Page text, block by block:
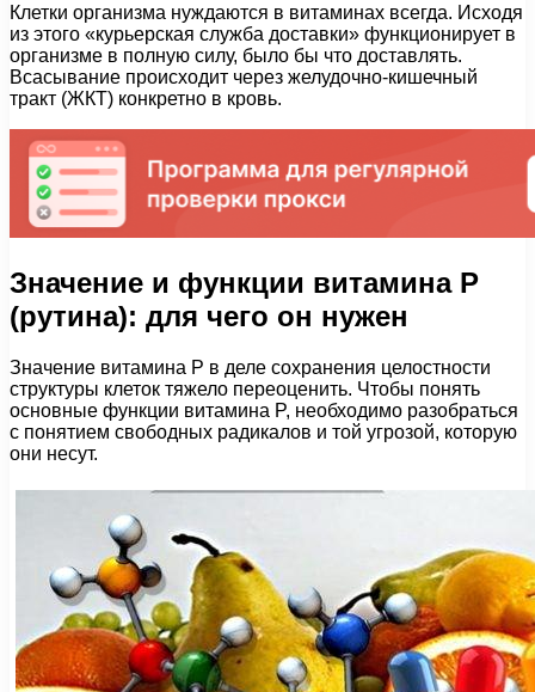
Клетки организма нуждаются в витаминах всегда. Исходя
из этого «курьерская служба доставки» функционирует в
организме в полную силу, было бы что доставлять.
Всасывание происходит через желудочно-кишечный
тракт (ЖКТ) конкретно в кровь.
Значение и функции витамина P
(рутина): для чего он нужен
Значение витамина P в деле сохранения целостности
структуры клеток тяжело переоценить. Чтобы понять
основные функции витамина P, необходимо разобраться
с понятием свободных радикалов и той угрозой, которую
они несут.